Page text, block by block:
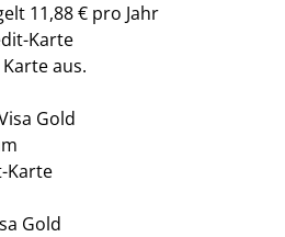
11,88 € pro Jahr
Karte
aus.
Gold
Karte
Gold